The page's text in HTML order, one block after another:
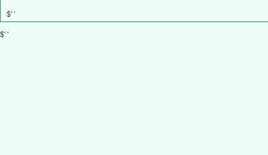
$' '
$' '